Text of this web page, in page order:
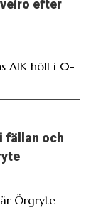
efter
AIK höll i 0-
fällan och
Örgryte